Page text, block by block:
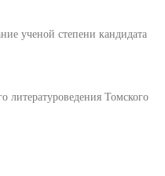
ученой степени кандидата
литературоведения Томского